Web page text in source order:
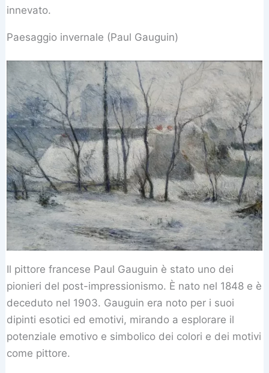
innevato.
Paesaggio invernale (Paul Gauguin)
Il pittore francese Paul Gauguin è stato uno dei
pionieri del post-impressionismo. È nato nel 1848 e è
deceduto nel 1903. Gauguin era noto per i suoi
dipinti esotici ed emotivi, mirando a esplorare il
potenziale emotivo e simbolico dei colori e dei motivi
come pittore.